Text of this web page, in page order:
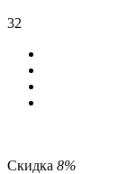
32
Скидка 8%